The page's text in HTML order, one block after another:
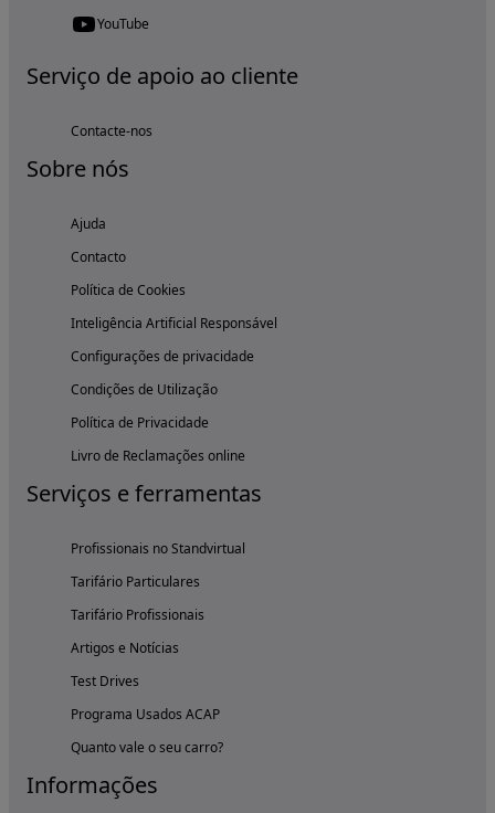
YouTube
Serviço de apoio ao cliente
Contacte-nos
Sobre nós
Ajuda
Contacto
Política de Cookies
Inteligência Artificial Responsável
Configurações de privacidade
Condições de Utilização
Política de Privacidade
Livro de Reclamações online
Serviços e ferramentas
Profissionais no Standvirtual
Tarifário Particulares
Tarifário Profissionais
Artigos e Notícias
Test Drives
Programa Usados ACAP
Quanto vale o seu carro?
Informações